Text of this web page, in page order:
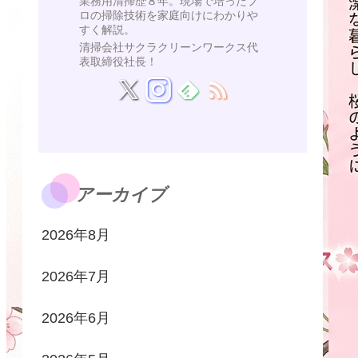
ロの掃除技術を家庭向けにわかりや
すく解説。
清掃会社サクラクリーンワークス代
表取締役社長！
アーカイブ
2026年8月
2026年7月
2026年6月